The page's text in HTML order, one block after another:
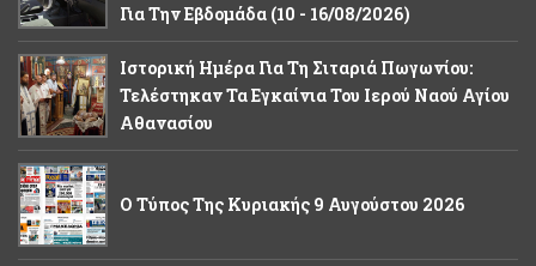
Για Την Εβδομάδα (10 - 16/08/2026)
Ιστορική Ημέρα Για Τη Σιταριά Πωγωνίου:
Τελέστηκαν Τα Εγκαίνια Του Ιερού Ναού Αγίου
Αθανασίου
Ο Τύπος Της Κυριακής 9 Αυγούστου 2026